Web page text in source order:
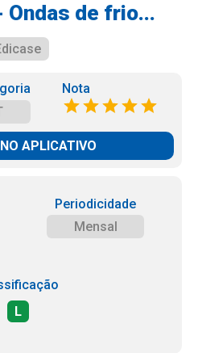
Ondas de frio...
Nota
APLICATIVO
Periodicidade
Mensal
L